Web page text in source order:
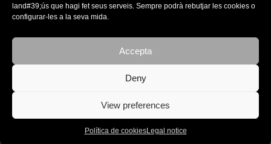
land#39;ús que hagi fet seus serveis. Sempre podrà rebutjar les cookies o
configurar-les a la seva mida.
Accepta
Deny
View preferences
Política de cookiesLegal notice